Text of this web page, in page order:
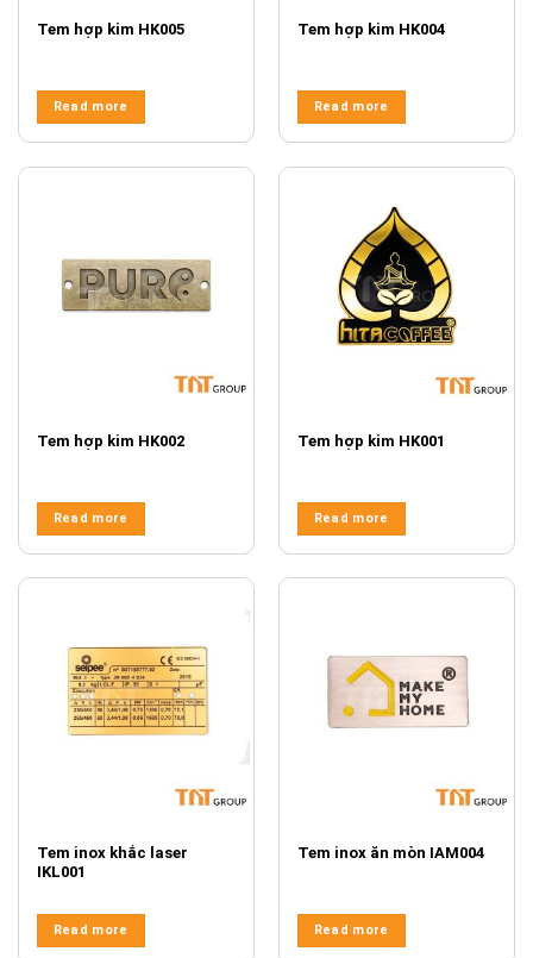
Tem hợp kim HK005
Read more
Tem hợp kim HK004
Read more
Tem hợp kim HK002
Read more
Tem hợp kim HK001
Read more
Tem inox khắc laser
IKL001
Read more
Tem inox ăn mòn IAM004
Read more